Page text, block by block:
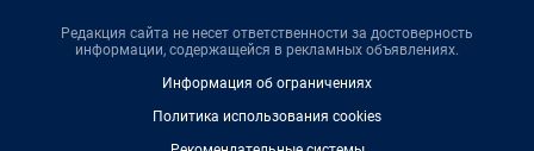
Редакция сайта не несет ответственности за достоверность
информации, содержащейся в рекламных объявлениях.
Информация об ограничениях
Политика использования cookies